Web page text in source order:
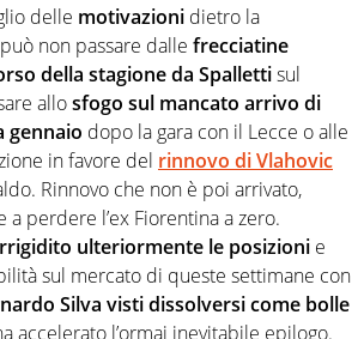
delle motivazioni dietro la
non passare dalle frecciatine
della stagione da Spallettisul
allosfogo sul mancato arrivo di
gennaio dopo la gara con il Lecce o alle
in favore del rinnovo di Vlahovic
Rinnovo che non è poi arrivato,
a perdere l’ex Fiorentina a zero.
ulteriormente le posizioni e
sul mercato di queste settimane con
Silva visti dissolversi come bolle
accelerato l’ormai inevitabile epilogo.